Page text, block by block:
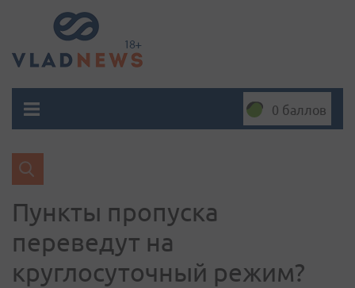
0 баллов
Пункты пропуска
переведут на
круглосуточный режим?